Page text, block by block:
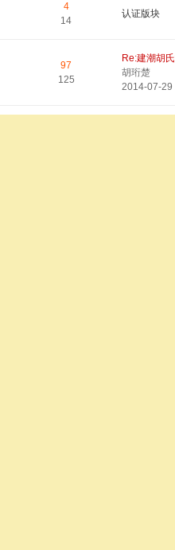
4
14
认证版块
97
125
Re:建潮胡
胡珩楚
2014-07-29